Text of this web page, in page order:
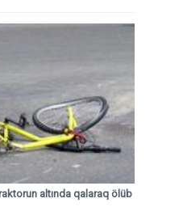
altında qalaraq ölüb